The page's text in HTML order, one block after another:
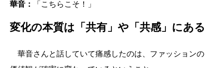
華音： 「こちらこそ！」
変化の本質は「共有」や「共感」にある
華音さんと話していて痛感したのは、ファッションの